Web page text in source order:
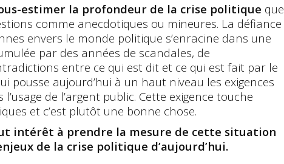
estimer la profondeur de la crise politique que
comme anecdotiques ou mineures. La défiance
envers le monde politique s’enracine dans une
par des années de scandales, de
entre ce qui est dit et ce qui est fait par le
pousse aujourd’hui à un haut niveau les exigences
de l’argent public. Cette exigence touche
et c’est plutôt une bonne chose.
intérêt à prendre la mesure de cette situation
de la crise politique d’aujourd’hui.